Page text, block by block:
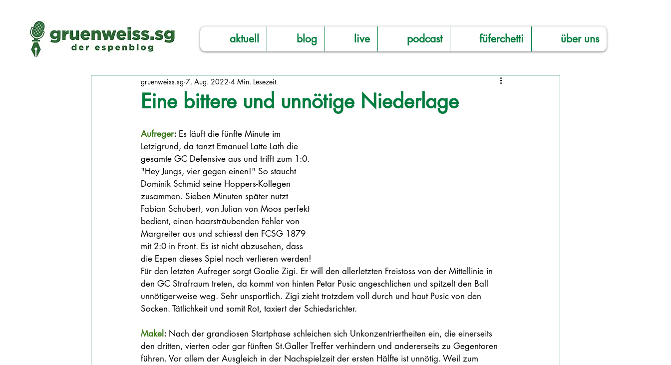
aktuell blog live podcast füferchetti über uns
Eine bittere und unnötige Niederlage
gruenweiss.sg 7. Aug. 2022 4 Min. Lesezeit
Aufreger: Es läuft die fünfte Minute im
Letzigrund, da tanzt Emanuel Latte Lath die
gesamte GC Defensive aus und trifft zum 1:0.
"Hey Jungs, vier gegen einen!" So staucht
Dominik Schmid seine Hoppers-Kollegen
zusammen. Sieben Minuten später nutzt
Fabian Schubert, von Julian von Moos perfekt
bedient, einen haarsträubenden Fehler von
Margreiter aus und schiesst den FCSG 1879
mit 2:0 in Front. Es ist nicht abzusehen, dass
die Espen dieses Spiel noch verlieren werden!
Für den letzten Aufreger sorgt Goalie Zigi. Er will den allerletzten Freistoss von der Mittellinie in
den GC Strafraum treten, da kommt von hinten Petar Pusic angeschlichen und spitzelt den Ball
unnötigerweise weg. Sehr unsportlich. Zigi zieht trotzdem voll durch und haut Pusic von den
Socken. Tätlichkeit und somit Rot, taxiert der Schiedsrichter.
Makel : Nach der grandiosen Startphase schleichen sich Unkonzentriertheiten ein, die einerseits
den dritten, vierten oder gar fünften St.Galler Treffer verhindern und andererseits zu Gegentoren
führen. Vor allem der Ausgleich in der Nachspielzeit der ersten Hälfte ist unnötig. Weil zum